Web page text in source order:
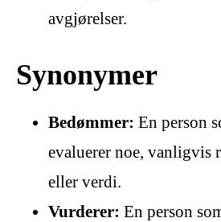
avgjørelser.
Synonymer
Bedømmer: En person
evaluerer noe, vanligvis
eller verdi.
Vurderer: En person